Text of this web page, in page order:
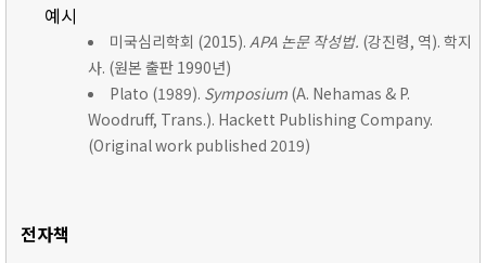
예시
미국심리학회 (2015). APA 논문 작성법. (강진령, 역). 학지
사. (원본 출판 1990년)
Plato (1989). Symposium (A. Nehamas & P.
Woodruff, Trans.). Hackett Publishing Company.
(Original work published 2019)
전자책